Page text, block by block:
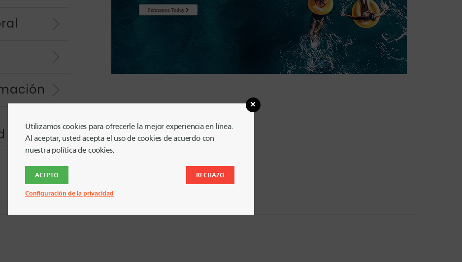
PartyUtilizamos cookies para ofrecerle la mejor experiencia en línea.
Al aceptar, usted acepta el uso de cookies de acuerdo con
nuestra política de cookies.
ACEPTO RECHAZO
Configuración de la privacidad